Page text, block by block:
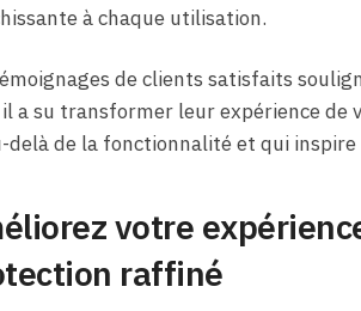
à chaque utilisation.
de clients satisfaits
a su transformer leur expérience de
delà de la fonctionnalité et qui
votre
raffiné